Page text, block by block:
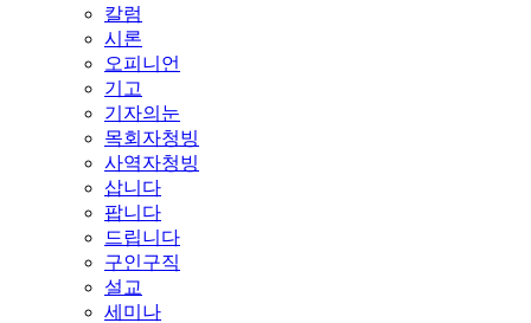
칼럼
시론
오피니언
기고
기자의눈
목회자청빙
사역자청빙
삽니다
팝니다
드립니다
구인구직
설교
세미나